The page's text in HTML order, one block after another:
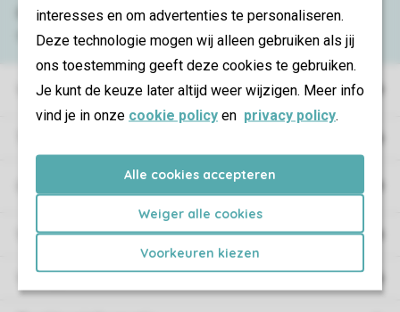
interesses en om advertenties te personaliseren.
Deze technologie mogen wij alleen gebruiken als jij
ons toestemming geeft deze cookies te gebruiken.
Je kunt de keuze later altijd weer wijzigen. Meer info
vind je in onze cookie policy en privacy policy.
Alle cookies accepteren
Weiger alle cookies
Voorkeuren kiezen
Vakantieparken
Campings
Vakantieverblijf
Verblijf
Bekijk deveelgestelde vragenof neem
contact op met het Contact Center .